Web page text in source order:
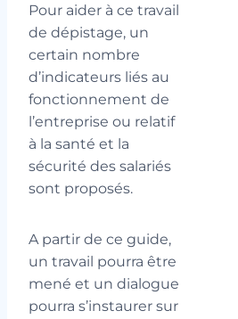
Pour aider à ce travail
de dépistage, un
certain nombre
d’indicateurs liés au
fonctionnement de
l’entreprise ou relatif
à la santé et la
sécurité des salariés
sont proposés.
A partir de ce guide,
un travail pourra être
mené et un dialogue
pourra s’instaurer sur